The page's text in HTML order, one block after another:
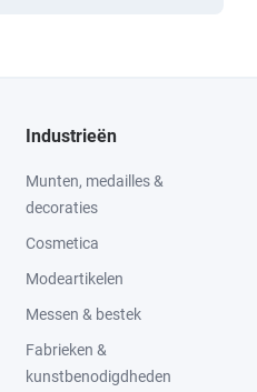
Industrieën
Munten, medailles &
decoraties
Cosmetica
Modeartikelen
Messen & bestek
Fabrieken &
kunstbenodigdheden